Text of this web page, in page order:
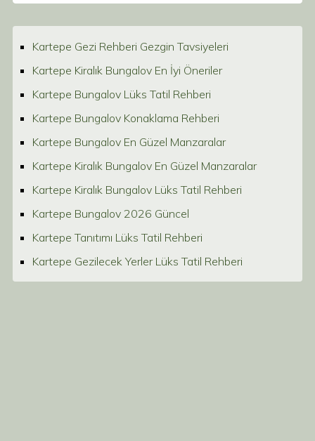
Kartepe Gezi Rehberi Gezgin Tavsiyeleri
Kartepe Kiralık Bungalov En İyi Öneriler
Kartepe Bungalov Lüks Tatil Rehberi
Kartepe Bungalov Konaklama Rehberi
Kartepe Bungalov En Güzel Manzaralar
Kartepe Kiralık Bungalov En Güzel Manzaralar
Kartepe Kiralık Bungalov Lüks Tatil Rehberi
Kartepe Bungalov 2026 Güncel
Kartepe Tanıtımı Lüks Tatil Rehberi
Kartepe Gezilecek Yerler Lüks Tatil Rehberi